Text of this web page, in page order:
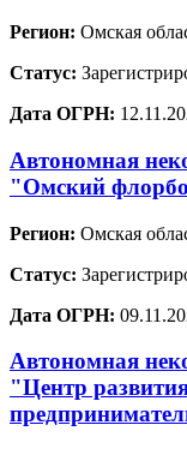
Регион: Омская
Статус:
Дата ОГРН:
Автономная
"Омский
Регион: Омская
Статус:
Дата ОГРН:
Автономная
"Центр